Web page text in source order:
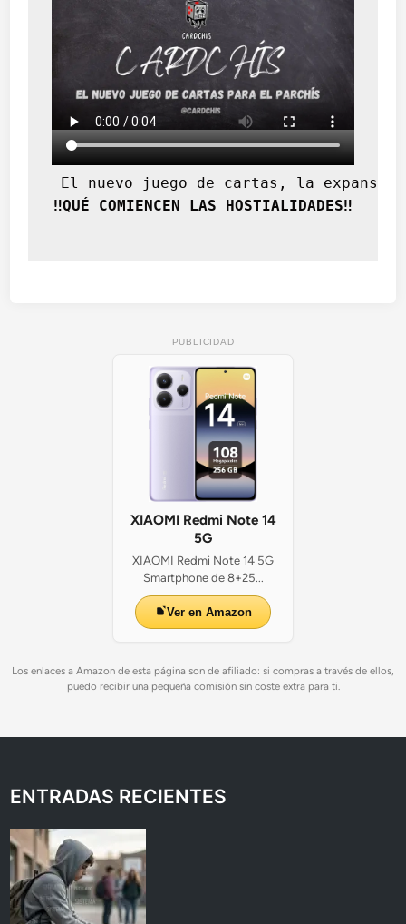
El nuevo juego de cartas, la
‼️QUÉ COMIENCEN LAS HOSTIALIDADES‼️
PUBLICIDAD
XIAOMI Redmi Note 14
5G
XIAOMI Redmi Note 14 5G
Smartphone de 8+25...
Ver en Amazon
Los enlaces a Amazon de esta página son de afiliado: si compras a través de ellos,
puedo recibir una pequeña comisión sin coste extra para ti.
ENTRADAS RECIENTES